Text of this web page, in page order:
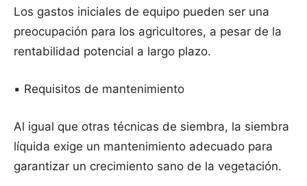
Los gastos iniciales de equipo pueden ser una
preocupación para los agricultores, a pesar de la
rentabilidad potencial a largo plazo.
▪️ Requisitos de mantenimiento
Al igual que otras técnicas de siembra, la siembra
líquida exige un mantenimiento adecuado para
garantizar un crecimiento sano de la vegetación.